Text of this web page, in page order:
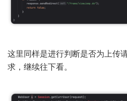
这里同样是进行判断是否为上传
求，继续往下看。